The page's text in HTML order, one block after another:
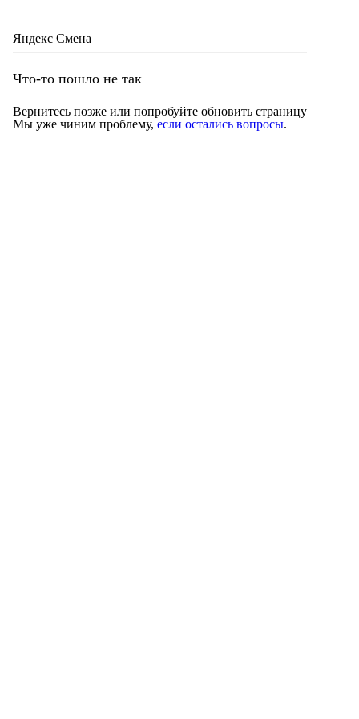
Яндекс Смена
Что-то пошло не так
Вернитесь позже или попробуйте обновить страницу
Мы уже чиним проблему, если остались вопросы.